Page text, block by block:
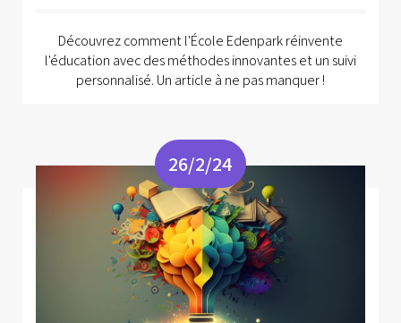
Découvrez comment l'École Edenpark réinvente
l'éducation avec des méthodes innovantes et un suivi
personnalisé. Un article à ne pas manquer !
26/2/24